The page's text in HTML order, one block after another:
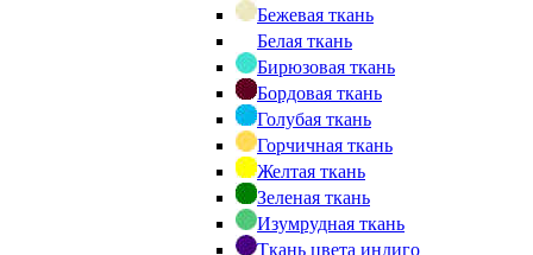
Бежевая ткань
Белая ткань
Бирюзовая ткань
Бордовая ткань
Голубая ткань
Горчичная ткань
Желтая ткань
Зеленая ткань
Изумрудная ткань
Ткань цвета индиго